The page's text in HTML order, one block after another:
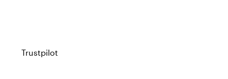
Trustpilot